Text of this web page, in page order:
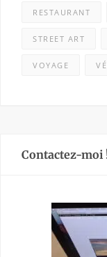
RESTAURANT
STREET ART
VOYAGE
Contactez-moi